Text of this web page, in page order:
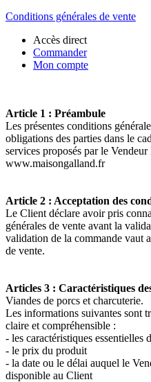
Conditions générales de vente
Accès direct
Commander
Mon compte
Article 1 : Préambule
Les présentes conditions
obligations des parties dans le
services proposés par le
www.maisongalland.fr
Article 2 : Acceptation des
Le Client déclare avoir pris
générales de vente avant la
validation de la commande vaut
de vente.
Articles 3 : Caractéristiques
Viandes de porcs et charcuterie.
Les informations suivantes sont
claire et compréhensible :
- les caractéristiques essentielles
- le prix du produit
- la date ou le délai auquel le
disponible au Client